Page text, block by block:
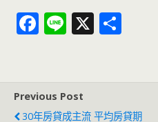
F
b
o
Li X
Previous Post
30年房貸成主流 平均房貸期